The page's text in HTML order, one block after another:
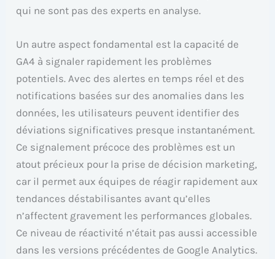
qui ne sont pas des experts en analyse.
Un autre aspect fondamental est la capacité de
GA4 à signaler rapidement les problèmes
potentiels. Avec des alertes en temps réel et des
notifications basées sur des anomalies dans les
données, les utilisateurs peuvent identifier des
déviations significatives presque instantanément.
Ce signalement précoce des problèmes est un
atout précieux pour la prise de décision marketing,
car il permet aux équipes de réagir rapidement aux
tendances déstabilisantes avant qu’elles
n’affectent gravement les performances globales.
Ce niveau de réactivité n’était pas aussi accessible
dans les versions précédentes de Google Analytics.